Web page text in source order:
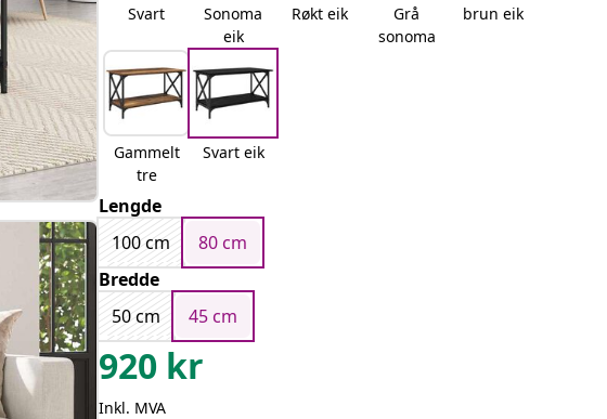
Svart
Sonoma
eik
Røkt eik
Grå
sonoma
brun eik
Gammelt
tre
Svart eik
Lengde
100 cm
80 cm
Bredde
50 cm
45 cm
920 kr
Inkl. MVA